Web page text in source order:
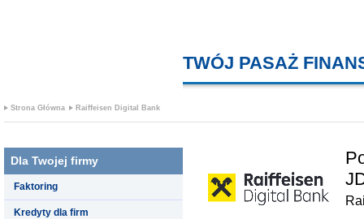
TWÓJ PASAŻ
Strona Główna Raiffeisen Digital Bank
Dla Twojej firmy
Faktoring
Kredyty dla firm